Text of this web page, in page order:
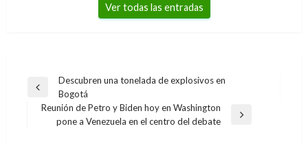
Ver todas las entradas
Navegación
de
entradas
Entrada
anterior
Descubren una tonelada de explosivos en
Bogotá
Entrada
Reunión de Petro y Biden hoy en Washington
pone a Venezuela en el centro del debate
ECONOMÍA